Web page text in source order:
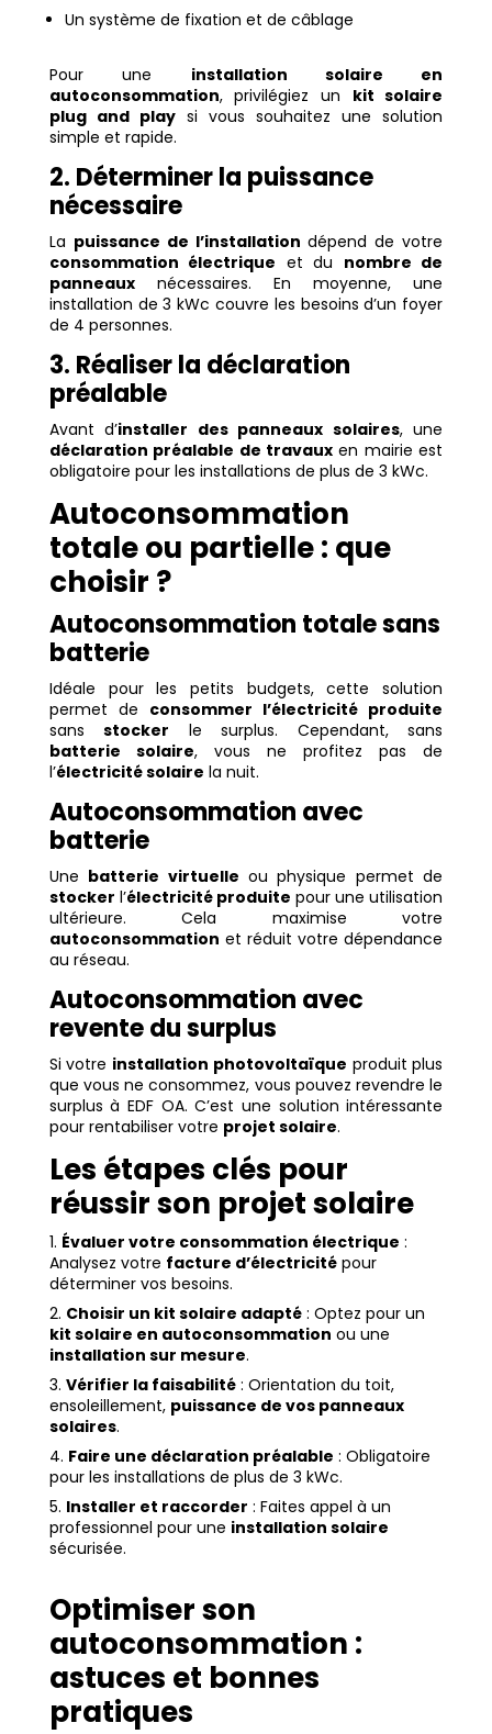
Un système de fixation et de câblage
Pour une installation solaire en
autoconsommation, privilégiez un kit solaire
plug and playsi vous souhaitez une solution
simple et rapide.
2. Déterminer la puissance
nécessaire
La puissance de l’installation dépend de votre
consommation électrique et du nombre de
panneauxnécessaires. En moyenne, une
installation de 3 kWc couvre les besoins d’un foyer
de 4 personnes.
3. Réaliser la déclaration
préalable
Avant d’installer des panneaux solaires, une
déclaration préalable de travaux en mairie est
obligatoire pour les installations de plus de 3 kWc.
Autoconsommation
totale ou partielle : que
choisir ?
Autoconsommation totale sans
batterie
Idéale pour les petits budgets, cette solution
permet de consommer l’électricité produite
sansstocker le surplus. Cependant, sans
batterie solaire, vous ne profitez pas de
l’électricité solaire la nuit.
Autoconsommation avec
batterie
Une batterie virtuelle ou physique permet de
stocker l’électricité produite pour une utilisation
ultérieure. Cela maximise votre
autoconsommation et réduit votre dépendance
au réseau.
Autoconsommation avec
revente du surplus
Si votre installation photovoltaïque produit plus
que vous ne consommez, vous pouvez revendre le
surplus à EDF OA. C’est une solution intéressante
pour rentabiliser votre projet solaire.
Les étapes clés pour
réussir son projet solaire
Évaluer votre consommation électrique :
Analysez votre facture d’électricitépour
déterminer vos besoins.
Choisir un kit solaire adapté: Optez pour un
kit solaire en autoconsommation ou une
installation sur mesure.
Vérifier la faisabilité: Orientation du toit,
ensoleillement, puissance de vos panneaux
solaires.
Faire une déclaration préalable : Obligatoire
pour les installations de plus de 3 kWc.
Installer et raccorder : Faites appel à un
professionnel pour une installation solaire
sécurisée.
Optimiser son
autoconsommation :
astuces et bonnes
pratiques